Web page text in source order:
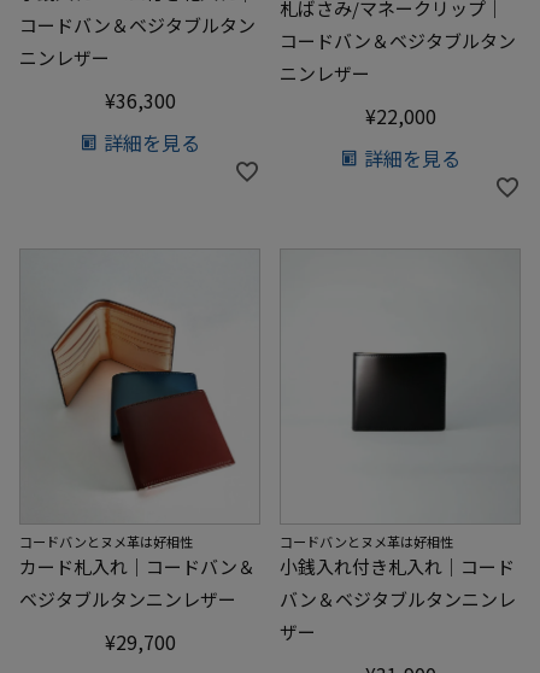
コードバン＆ベジタブルタン
ニンレザー
¥36,300
詳細を見る
札ばさみ/マネークリップ｜
コードバン＆ベジタブルタン
ニンレザー
¥22,000
詳細を見る
コードバンとヌメ革は好相性
カード札入れ｜コードバン＆
ベジタブルタンニンレザー
¥29,700
コードバンとヌメ革は好相性
小銭入れ付き札入れ｜コード
バン＆ベジタブルタンニンレ
ザー